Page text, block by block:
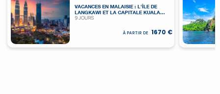
VACANCES EN MALAISIE : L'ÎLE DE
LANGKAWI ET LA CAPITALE KUALA
LUMPUR EN LIBERTÉ
9 JOURS
À PARTIR DE 1670 €